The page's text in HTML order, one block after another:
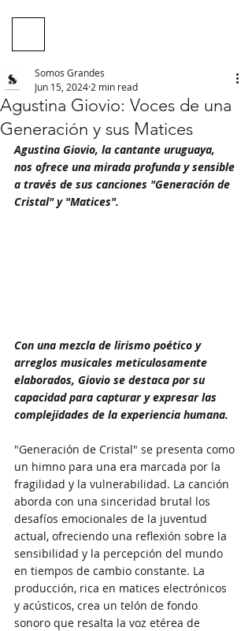
Agustina Giovio: Voces de una
Generación y sus Matices
Somos Grandes
Jun 15, 2024 2 min read
Agustina Giovio, la cantante uruguaya,
nos ofrece una mirada profunda y sensible
a través de sus canciones "Generación de
Cristal" y "Matices".
Con una mezcla de lirismo poético y
arreglos musicales meticulosamente
elaborados, Giovio se destaca por su
capacidad para capturar y expresar las
complejidades de la experiencia humana.
"Generación de Cristal" se presenta como
un himno para una era marcada por la
fragilidad y la vulnerabilidad. La canción
aborda con una sinceridad brutal los
desafíos emocionales de la juventud
actual, ofreciendo una reflexión sobre la
sensibilidad y la percepción del mundo
en tiempos de cambio constante. La
producción, rica en matices electrónicos
y acústicos, crea un telón de fondo
sonoro que resalta la voz etérea de